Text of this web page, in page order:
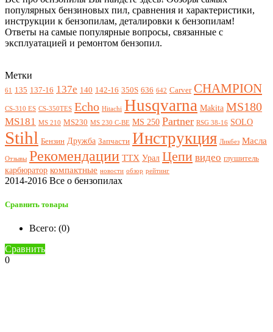
популярных бензиновых пил, сравнения и характеристики,
инструкции к бензопилам, деталировки к бензопилам!
Ответы на самые популярные вопросы, связанные с
эксплуатацией и ремонтом бензопил.
Метки
61 135 137-16 137e 140 142-16 350S 636 642 Carver CHAMPION
CS-310 ES CS-350TES Echo Hitachi Husqvarna Makita MS180
MS181 MS 210 MS230 MS 230 C-BE MS 250 Partner RSG 38-16 SOLO
Stihl Бензин Дружба Запчасти Инструкция Ликбез Масла
Отзывы Рекомендации ТТХ Урал Цепи видео глушитель
карбюратор компактные новости обзор рейтинг
2014-2016 Все о бензопилах
Сравнить товары
Всего: (0)
Сравнить
0